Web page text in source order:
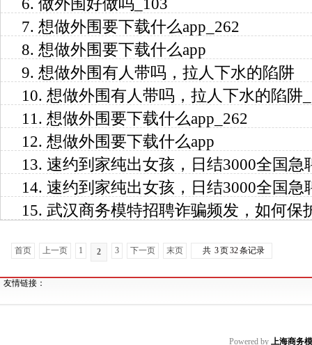
7. 想做外围要下载什么app_262
8. 想做外围要下载什么app
9. 想做外围有人带吗，拉人下水的陷阱
10. 想做外围有人带吗，拉人下水的陷阱
11. 想做外围要下载什么app_262
12. 想做外围要下载什么app
13. 速约到家纯出女孩，日结3000全国急
14. 速约到家纯出女孩，日结3000全国急
15. 武汉商务模特招聘诈骗频发，如何保
首页 上一页 1 2 3 下一页 末页 共 3页32条记录
友情链接：
Powered by 上海商务